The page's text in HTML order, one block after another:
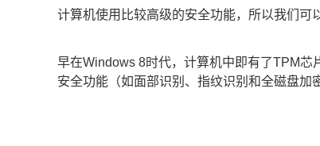
计算机使用比较高级的安全功能，所以我们可
早在Windows 8时代，计算机中即有了TPM
安全功能（如面部识别、指纹识别和全磁盘加